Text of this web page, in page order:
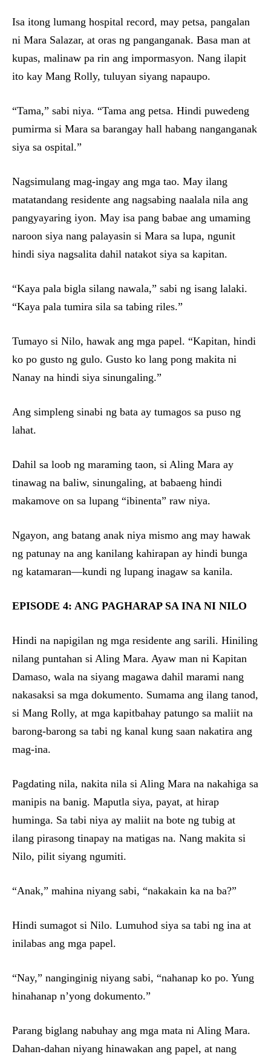
Isa itong lumang hospital record, may petsa, pangalan
ni Mara Salazar, at oras ng panganganak. Basa man at
kupas, malinaw pa rin ang impormasyon. Nang ilapit
ito kay Mang Rolly, tuluyan siyang napaupo.
“Tama,” sabi niya. “Tama ang petsa. Hindi puwedeng
pumirma si Mara sa barangay hall habang nanganganak
siya sa ospital.”
Nagsimulang mag-ingay ang mga tao. May ilang
matatandang residente ang nagsabing naalala nila ang
pangyayaring iyon. May isa pang babae ang umaming
naroon siya nang palayasin si Mara sa lupa, ngunit
hindi siya nagsalita dahil natakot siya sa kapitan.
“Kaya pala bigla silang nawala,” sabi ng isang lalaki.
“Kaya pala tumira sila sa tabing riles.”
Tumayo si Nilo, hawak ang mga papel. “Kapitan, hindi
ko po gusto ng gulo. Gusto ko lang pong makita ni
Nanay na hindi siya sinungaling.”
Ang simpleng sinabi ng bata ay tumagos sa puso ng
lahat.
Dahil sa loob ng maraming taon, si Aling Mara ay
tinawag na baliw, sinungaling, at babaeng hindi
makamove on sa lupang “ibinenta” raw niya.
Ngayon, ang batang anak niya mismo ang may hawak
ng patunay na ang kanilang kahirapan ay hindi bunga
ng katamaran—kundi ng lupang inagaw sa kanila.
EPISODE 4: ANG PAGHARAP SA INA NI NILO
Hindi na napigilan ng mga residente ang sarili. Hiniling
nilang puntahan si Aling Mara. Ayaw man ni Kapitan
Damaso, wala na siyang magawa dahil marami nang
nakasaksi sa mga dokumento. Sumama ang ilang tanod,
si Mang Rolly, at mga kapitbahay patungo sa maliit na
barong-barong sa tabi ng kanal kung saan nakatira ang
mag-ina.
Pagdating nila, nakita nila si Aling Mara na nakahiga sa
manipis na banig. Maputla siya, payat, at hirap
huminga. Sa tabi niya ay maliit na bote ng tubig at
ilang pirasong tinapay na matigas na. Nang makita si
Nilo, pilit siyang ngumiti.
“Anak,” mahina niyang sabi, “nakakain ka na ba?”
Hindi sumagot si Nilo. Lumuhod siya sa tabi ng ina at
inilabas ang mga papel.
“Nay,” nanginginig niyang sabi, “nahanap ko po. Yung
hinahanap n’yong dokumento.”
Parang biglang nabuhay ang mga mata ni Aling Mara.
Dahan-dahan niyang hinawakan ang papel, at nang